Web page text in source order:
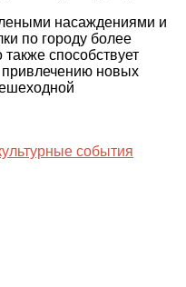
насаждениями и
по городу более
способствует
привлечению новых
события